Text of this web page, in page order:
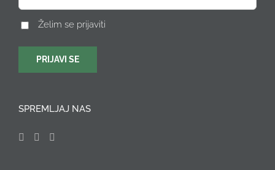
Želim se prijaviti
SPREMLJAJ NAS